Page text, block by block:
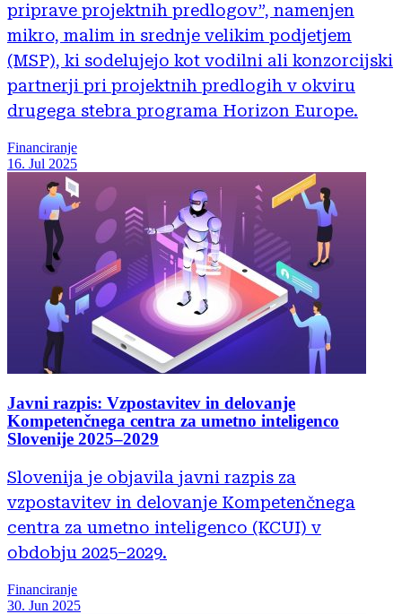
priprave projektnih predlogov”, namenjen
mikro, malim in srednje velikim podjetjem
(MSP), ki sodelujejo kot vodilni ali konzorcijski
partnerji pri projektnih predlogih v okviru
drugega stebra programa Horizon Europe.
Financiranje
16. Jul 2025
Javni razpis: Vzpostavitev in delovanje
Kompetenčnega centra za umetno inteligenco
Slovenije 2025–2029
Slovenija je objavila javni razpis za
vzpostavitev in delovanje Kompetenčnega
centra za umetno inteligenco (KCUI) v
obdobju 2025–2029.
Financiranje
30. Jun 2025